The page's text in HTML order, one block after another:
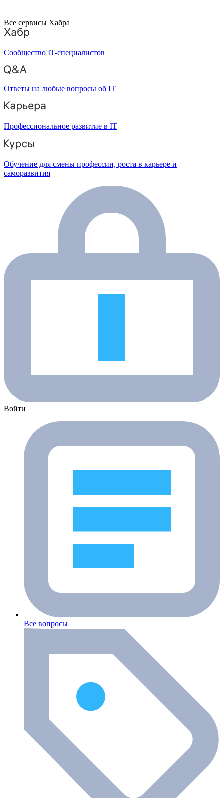
Все сервисы Хабра
Сообщество IT-специалистов
Ответы на любые вопросы об IT
Профессиональное развитие в IT
Обучение для смены профессии, роста в карьере и
саморазвития
Войти
Все вопросы